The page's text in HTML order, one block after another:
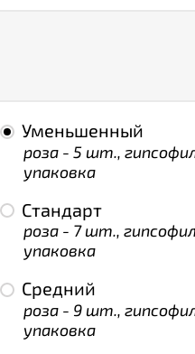
Уменьшенный
роза - 5 шт.,
упаковка
Стандарт
роза - 7 шт.,
упаковка
Средний
роза - 9 шт.,
упаковка